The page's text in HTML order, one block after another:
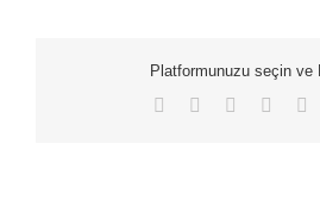
Platformunuzu seçin ve
Facebook LinkedIn